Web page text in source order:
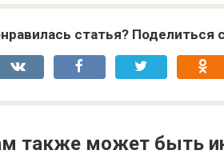
статья? Поделиться
также может быть